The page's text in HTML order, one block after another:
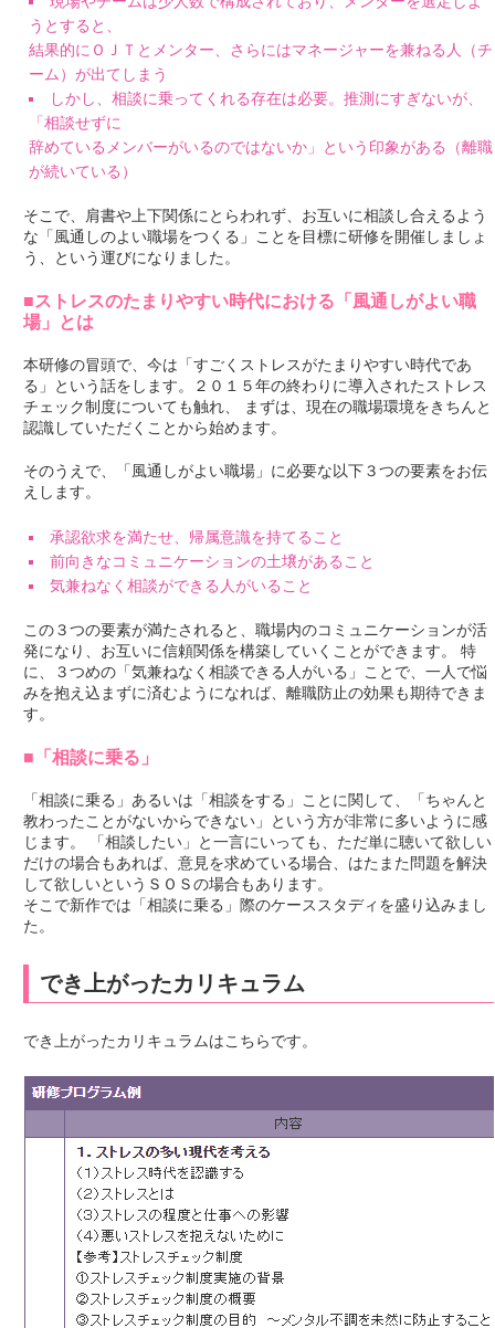
うとすると、
結果的にＯＪＴとメンター、さらにはマネージャーを兼ねる人（チ
ーム）が出てしまう
しかし、相談に乗ってくれる存在は必要。推測にすぎないが、
「相談せずに
辞めているメンバーがいるのではないか」という印象がある（離職
が続いている）
そこで、肩書や上下関係にとらわれず、お互いに相談し合えるよう
な「風通しのよい職場をつくる」ことを目標に研修を開催しましょ
う、という運びになりました。
■ストレスのたまりやすい時代における「風通しがよい職
場」とは
本研修の冒頭で、今は「すごくストレスがたまりやすい時代であ
る」という話をします。２０１５年の終わりに導入されたストレス
チェック制度についても触れ、 まずは、現在の職場環境をきちんと
認識していただくことから始めます。
そのうえで、「風通しがよい職場」に必要な以下３つの要素をお伝
えします。
承認欲求を満たせ、帰属意識を持てること
前向きなコミュニケーションの土壌があること
気兼ねなく相談ができる人がいること
この３つの要素が満たされると、職場内のコミュニケーションが活
発になり、お互いに信頼関係を構築していくことができます。 特
に、３つめの「気兼ねなく相談できる人がいる」ことで、一人で悩
みを抱え込まずに済むようになれば、離職防止の効果も期待できま
す。
■「相談に乗る」
「相談に乗る」あるいは「相談をする」ことに関して、「ちゃんと
教わったことがないからできない」という方が非常に多いように感
じます。 「相談したい」と一言にいっても、ただ単に聴いて欲しい
だけの場合もあれば、意見を求めている場合、はたまた問題を解決
して欲しいというＳＯＳの場合もあります。
そこで新作では「相談に乗る」際のケーススタディを盛り込みまし
た。
でき上がったカリキュラム
でき上がったカリキュラムはこちらです。